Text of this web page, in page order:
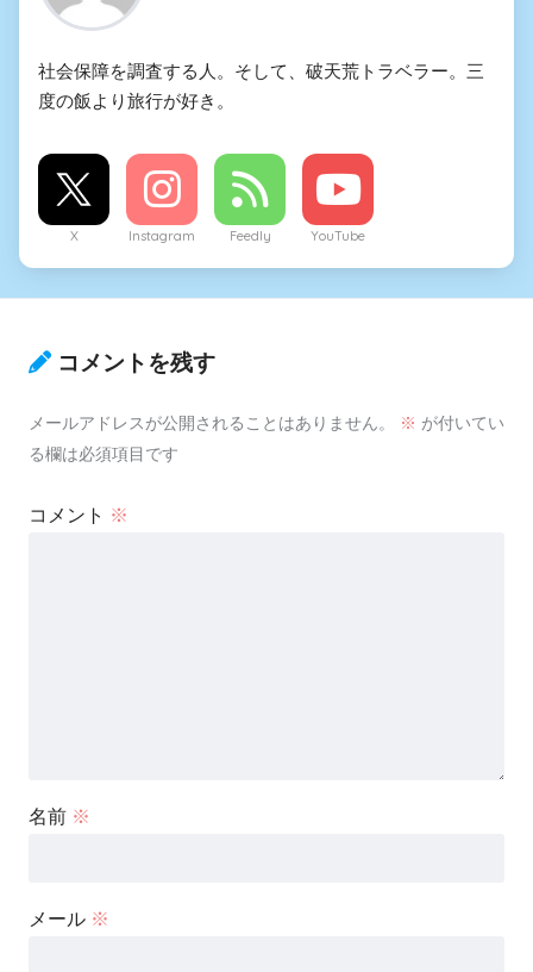
社会保障を調査する人。そして、破天荒トラベラー。三
度の飯より旅行が好き。
X Instagram Feedly YouTube
コメントを残す
メールアドレスが公開されることはありません。 ※ が付いてい
る欄は必須項目です
コメント ※
名前 ※
メール ※